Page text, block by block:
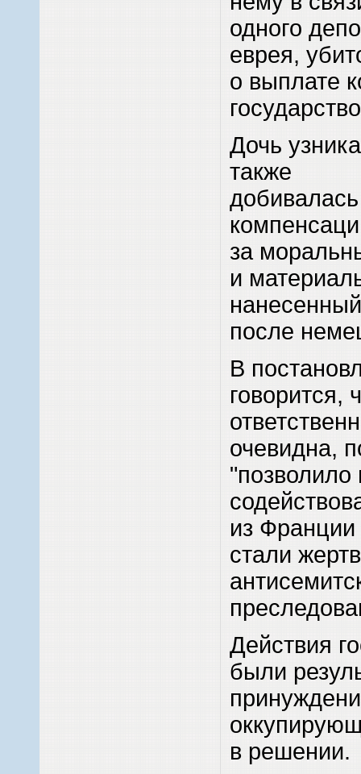
одного
еврея,
о выплате
Дочь узника
также
добивалась
за
и
после
В
говорится,
очевидна,
"позволило
из
стали
Действия
были
в решении.